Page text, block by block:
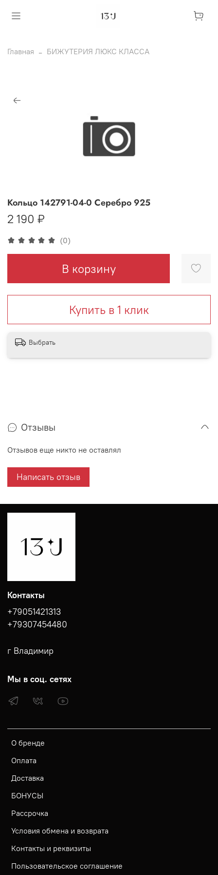
Главная БИЖУТЕРИЯ ЛЮКС КЛАССА
(0)
Кольцо 142791-04-0 Серебро 925
2 190 ₽
В корзину
Купить в 1 клик
Выбрать
Отзывы
Отзывов еще никто не оставлял
Написать отзыв
О бренде
Оплата
Доставка
БОНУСЫ
Рассрочка
Условия обмена и возврата
Контакты и реквизиты
Пользовательское соглашение
Контакты
+79051421313
+79307454480
г Владимир
Мы в соц. сетях